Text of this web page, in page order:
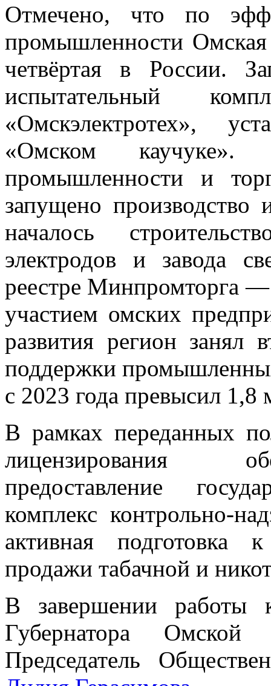
Отмечено, что по
промышленности
четвёртая в России.
испытательный
«Омскэлектротех»,
«Омском
промышленности и
запущено
началось
электродов и завода
реестре Минпромторга
участием омских
развития регион занял
поддержки
с 2023 года превысил 1,8
В рамках переданных
лицензирования
предоставление
комплекс контрольно-
активная подготовка
продажи табачной и
В завершении работы
Губернатора
Председатель